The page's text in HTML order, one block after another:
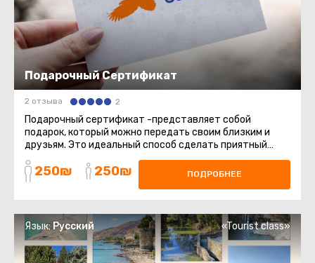
Подарочный Сертификат
2 отзыва 2
Подарочный сертификат -представляет собой
подарок, который можно передать своим близким и
друзьям. Это идеальный способ сделать приятный
сюрприз, который позволит ...
250₪ 250₪ ПОДРОБНЕЕ
Язык:Русский «Tourist class»